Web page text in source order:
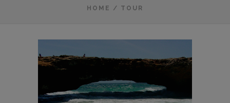
HOME / TOUR